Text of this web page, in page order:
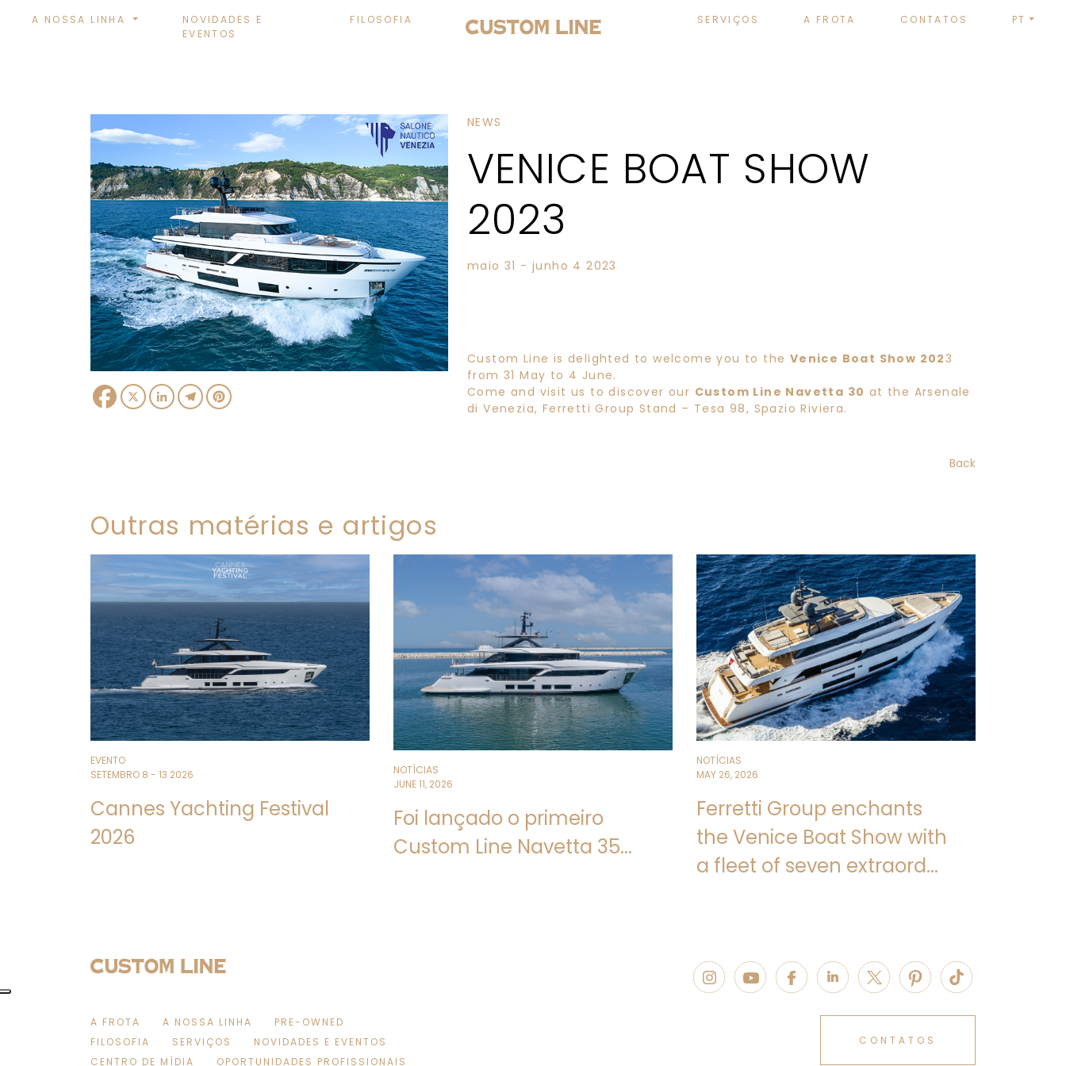
A NOSSA LINHA
NOVIDADES E
EVENTOS
FILOSOFIA SERVIÇOS A FROTA CONTATOS PT
Facebook
X LinkedInTelegram
NEWS
VENICE BOAT SHOW
2023
maio 31 - junho 4 2023
Custom Line is delighted to welcome you to the Venice Boat Show 2023
from 31 May to 4 June.
Come and visit us to discover our Custom Line Navetta 30 at the Arsenale
di Venezia, Ferretti Group Stand – Tesa 98, Spazio Riviera.
Back
Outras matérias e artigos
EVENTO
SETEMBRO 8 - 13 2026
Cannes Yachting Festival
2026
NOTÍCIAS
JUNE 11, 2026
Foi lançado o primeiro
Custom Line Navetta 35...
NOTÍCIAS
MAY 26, 2026
Ferretti Group enchants
the Venice Boat Show with
a fleet of seven extraord...
A FROTA A NOSSA LINHA
PRE-OWNED
FILOSOFIA
SERVIÇOS
NOVIDADES E EVENTOS
CENTRO DE MÍDIA
OPORTUNIDADES PROFISSIONAIS
CONTATOS